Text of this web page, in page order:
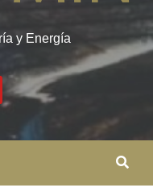
y Energía